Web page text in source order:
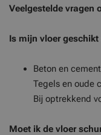
Veelgestelde vragen
Is mijn vloer
Beton en
Tegels en oude
Bij optrekkend
Moet ik de vloer